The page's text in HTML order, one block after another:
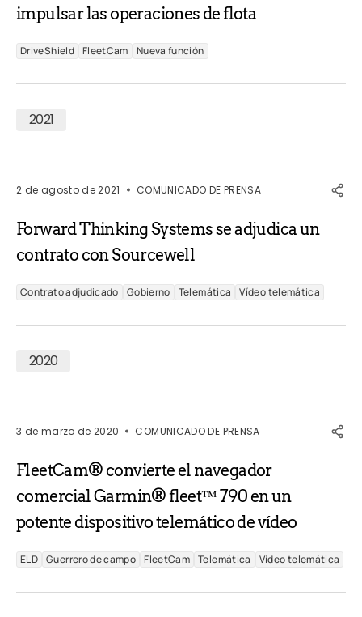
impulsar las operaciones de flota
DriveShield FleetCam Nueva función
2021
2 de agosto de 2021 COMUNICADO DE PRENSA
Forward Thinking Systems se adjudica un
contrato con Sourcewell
Contrato adjudicado Gobierno Telemática Vídeo telemática
2020
3 de marzo de 2020 COMUNICADO DE PRENSA
FleetCam® convierte el navegador
comercial Garmin® fleet™ 790 en un
potente dispositivo telemático de vídeo
ELD Guerrero de campo FleetCam Telemática Vídeo telemática